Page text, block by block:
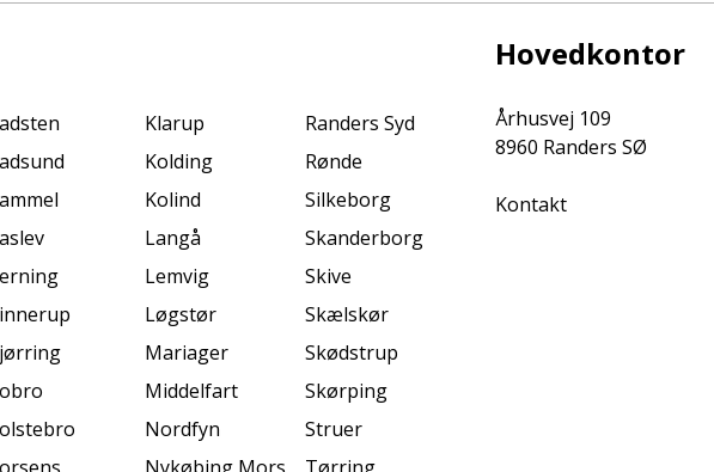
Klarup
Kolding
Kolind
Langå
Lemvig
Løgstør
Mariager
Middelfart
Nordfyn
Randers Syd
Rønde
Silkeborg
Skanderborg
Skive
Skælskør
Skødstrup
Skørping
Struer
Hovedkontor
Århusvej 109
8960 Randers SØ
Kontakt